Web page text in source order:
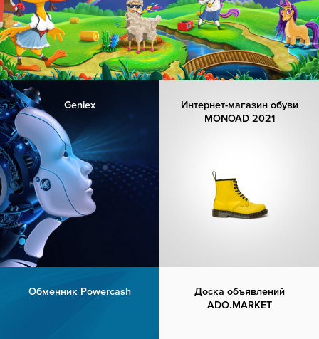
Geniex
Интернет-магазин обуви
MONOAD 2021
Обменник Powercash
Доска объявлений
ADO.MARKET